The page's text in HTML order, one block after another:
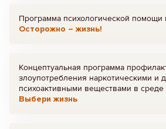
Программа психологической помощи
Осторожно – жизнь!
Концептуальная программа
злоупотребления наркотическими и
психоактивными веществами в среде
Выбери жизнь